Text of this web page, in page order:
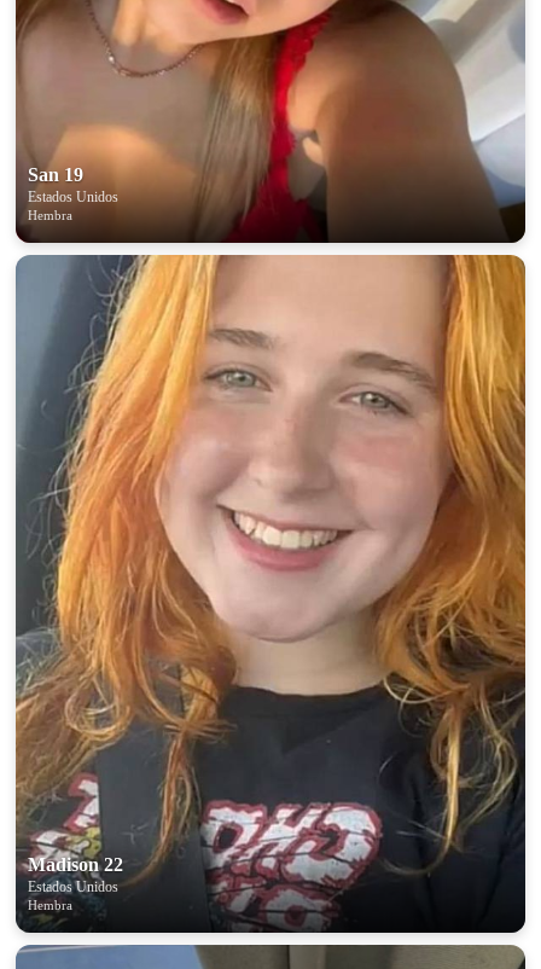
San 19
Estados Unidos
Hembra
Madison 22
Estados Unidos
Hembra